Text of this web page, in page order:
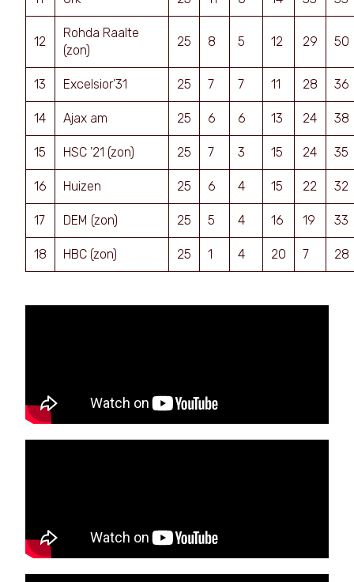
12
Rohda Raalte
(zon)
25 8 5 12 29 50
13 Excelsior’31 25 7 7 11 28 36
14 Ajax am 25 6 6 13 24 38
15 HSC ’21 (zon) 25 7 3 15 24 35
16 Huizen 25 6 4 15 22 32
17 DEM (zon) 25 5 4 16 19 33
18 HBC (zon) 25 1 4 20 7 28